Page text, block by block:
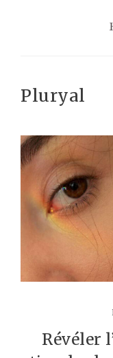
Pluryal
Révéler